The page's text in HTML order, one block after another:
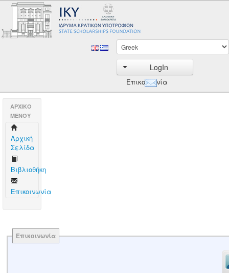
LogIn
Επικοινωνία
AΡΧΙΚΟ
ΜΕΝΟΥ
Aρχική
Σελίδα
Βιβλιοθήκη
Επικοινωνία
Επικοινωνία